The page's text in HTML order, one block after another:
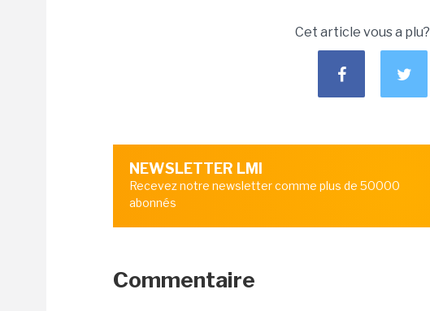
Cet article vous a plu?
NEWSLETTER LMI
Recevez notre newsletter comme plus de 50000
abonnés
Commentaire